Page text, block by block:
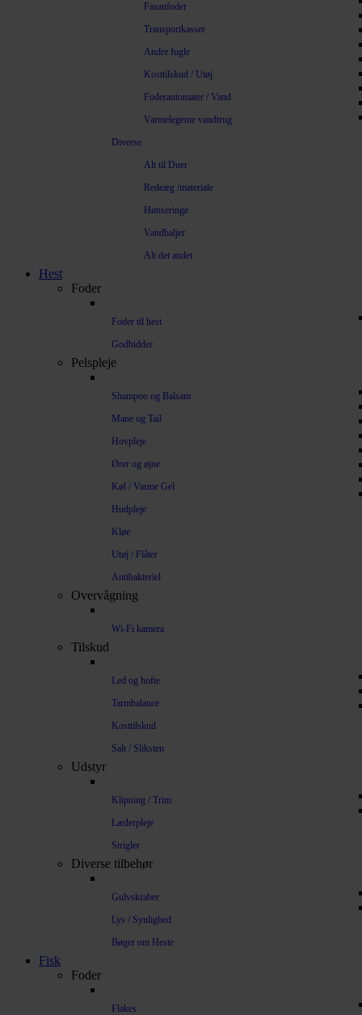
Fasanfoder
Transportkasser
Andre fugle
Kosttilskud / Utøj
Foderautomater / Vand
Varmelegeme vandtrug
Diverse
Alt til Duer
Redeæg /materiale
Hønseringe
Vandbaljer
Alt det andet
Hest
Foder
Foder til hest
Godbidder
Pelspleje
Shampoo og Balsam
Mane og Tail
Hovpleje
Ører og øjne
Køl / Varme Gel
Hudpleje
Kløe
Utøj / Flåter
Antibakteriel
Overvågning
Wi-Fi kamera
Tilskud
Led og hofte
Tarmbalance
Kosttilskud
Salt / Sliksten
Udstyr
Klipning / Trim
Læderpleje
Strigler
Diverse tilbehør
Gulvskraber
Lys / Synlighed
Bøger om Heste
Fisk
Foder
Flakes